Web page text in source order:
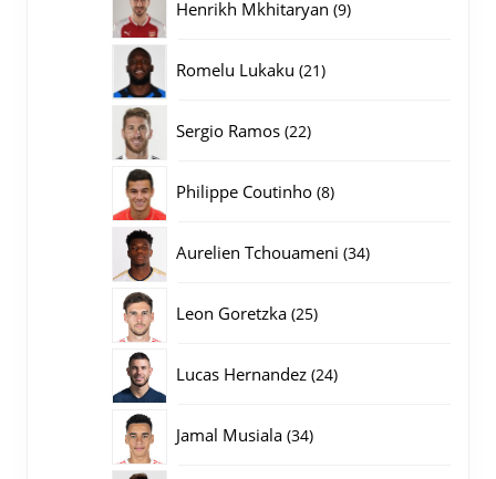
Henrikh Mkhitaryan 99
Romelu Lukaku 2121
Sergio Ramos 2222
Philippe Coutinho 88
Aurelien Tchouameni 3434
Leon Goretzka 2525
Lucas Hernandez 2424
Jamal Musiala 3434